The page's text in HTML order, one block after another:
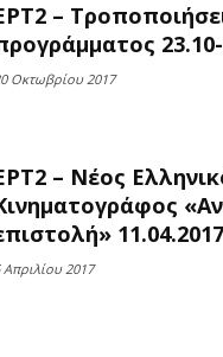
–
Οκτωβρίου 2017
– Νέος
11.04.2017
Απριλίου 2017